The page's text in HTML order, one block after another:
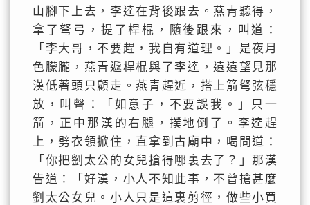
山腳下上去，李逵在背後跟去。燕青聽得，
拿了弩弓，提了桿棍，隨後跟來，叫道：
「李大哥，不要趕，我自有道理。」是夜月
色朦朧，燕青遞桿棍與了李逵，遠遠望見那
漢低著頭只顧走。燕青趕近，搭上箭弩弦穩
放，叫聲：「如意子，不要誤我。」只一
箭，正中那漢的右腿，撲地倒了。李逵趕
上，劈衣領掀住，直拿到古廟中，喝問道：
「你把劉太公的女兒搶得哪裏去了？」那漢
告道：「好漢，小人不知此事，不曾搶甚麼
劉太公女兒。小人只是這裏剪徑，做些小買